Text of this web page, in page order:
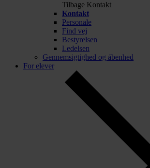
Tilbage Kontakt
Kontakt
Personale
Find vej
Bestyrelsen
Ledelsen
Gennemsigtighed og åbenhed
For elever